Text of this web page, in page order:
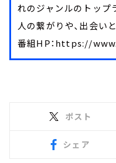
れのジャンルのトップ
人の繋がりや、出会い
番組HP：https://
ポスト
シェア